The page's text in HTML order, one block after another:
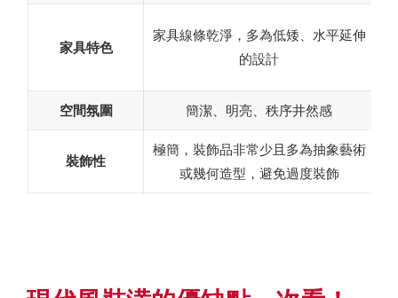
家具特色
家具線條乾淨，多為低矮、水平延伸
的設計
空間氛圍 簡潔、明亮、秩序井然感
裝飾性
極簡，裝飾品非常少且多為抽象藝術
或幾何造型，避免過度裝飾